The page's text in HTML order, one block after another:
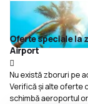
Oferte speciale la
Airport
Nu există zboruri pe
Verifică și alte oferte
schimbă aeroportul